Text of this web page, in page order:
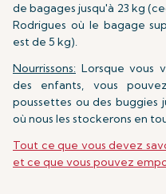
de bagages jusqu'à 23 kg
Rodrigues où le bagage
est de 5 kg).
Nourrissons: Lorsque vous
des enfants, vous
poussettes ou des buggies
où nous les stockerons en
Tout ce que vous devez
et ce que vous pouvez